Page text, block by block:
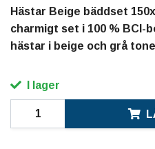
Hästar Beige bäddset
charmigt set i 100 % BCI-
hästar i beige och grå
I lager